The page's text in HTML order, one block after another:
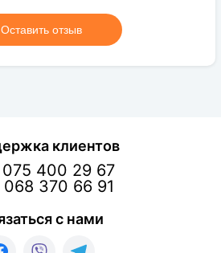
Оставить отзыв
клиентов
400 29 67
370 66 91
с нами